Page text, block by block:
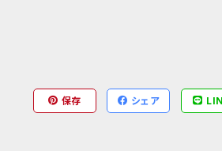
保存 シェア